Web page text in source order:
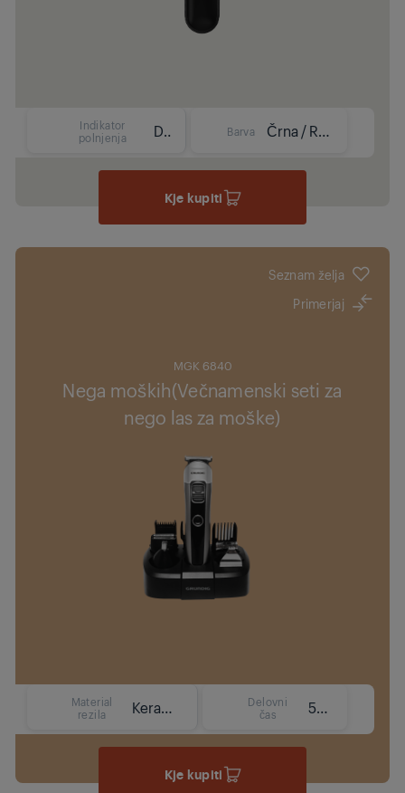
Indikator
polnjenja
Da Barva Črna / Rdeča
Kje kupiti
Seznam želja
Primerjaj
MGK 6840
Nega moških(Večnamenski seti za
nego las za moške)
Material
rezila
Keramika
Delovni
čas
50
Kje kupiti